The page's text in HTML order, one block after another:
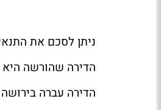
ניתן לסכם את
הדירה שהורשה
הדירה עברה